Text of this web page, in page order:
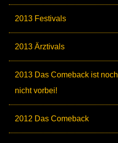
2013 Festivals
2013 Ärztivals
2013 Das Comeback ist noch
nicht vorbei!
2012 Das Comeback